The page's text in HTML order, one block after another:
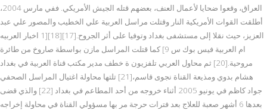
العراق، وقعوا ضحايا لأعمال العنف، بعضهم قتله الجيش الأمريكي. ففي مارس 2004،
أطلقت القوات الأمريكية النار وقتلت مراسل العربية علي الخطيب والمصور علي عبد
العزيز، حيث نقلا إلى مستشفى بغداد وتوفيا على أثر الجروح.[17][18][1 اخبار العربيه
ام العربية فيس بوك س 9] كما قتلت المراسل مازن بواسطة صاروخ من طائرة
مروحية.[20] ثم محاول العربي تلفزيون ة خطف مدير مكتب قناة العربية في بغداد
هشام بدوي ومذيعة القناة نجوى قاسم،[21] تلتها محاولة اغتيال المراسل الصحفي
جواد كاظم في يونيو 2005 أثناء خروجه من أحد المطاعم في بغداد [22] والذي قضى
بعدها 6 أشهر صعبة للعلاج بعد فترات حرجة مر بها مسؤولي القناة في محاولة إخراجه